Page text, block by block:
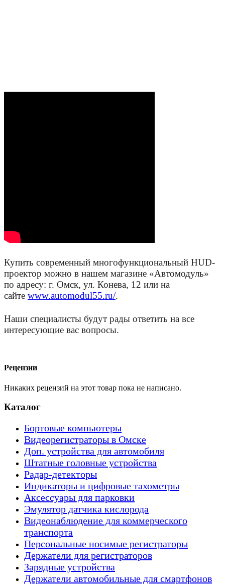
Купить современный многофункциональный HUD-
проектор можно в нашем магазине «Автомодуль»
по адресу: г. Омск, ул. Конева, 12 или на
сайте www.automodul55.ru/.
Наши специалисты будут рады ответить на все
интересующие вас вопросы.
Рецензии
Никаких рецензий на этот товар пока не написано.
Каталог
Бортовые компьютеры
Видеорегистраторы в Омске
Доп. устройства для автомобиля
Штатные головные устройства
Радар-детекторы
Индикаторы и цифровые тахометры
Аксессуары для парковки
Эмулятор датчика кислорода
Видеонаблюдение для коммерческого
транспорта
Персональные носимые регистраторы
Держатели для регистраторов
Зарядные устройства
Держатели автомобильные для смартфонов